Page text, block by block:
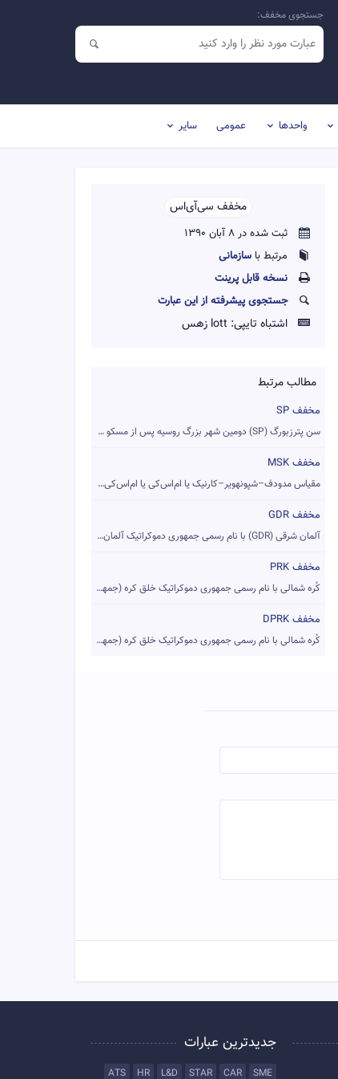
جستجوی مخفف:
واحدها عمومی سایر
مخفف سی‌آی‌اس‌‌
ثبت شده در 8 آبان 1390
مرتبط با سازمانی
نسخه قابل پرينت
جستجوی پیشرفته از این عبارت
اشتباه تایپی: lott زهس
مطالب مرتبط
مخفف SP
سن پترزبورگ (SP) دومین شهر بزرگ روسیه پس از مسکو می‌باشد که ...
مخفف MSK
مقیاس مدودف–شپونهویر–کارنیک یا ام‌اس‌کی یا ام‌اس‌کی-۶۴ (MSK ...
مخفف GDR
آلمان شرقی (GDR) با نام رسمی جمهوری دموکراتیک آلمان دولتی کم...
مخفف PRK
کُره شمالی با نام رسمی جمهوری دموکراتیک خلق کره (جمهوری دموک...
مخفف DPRK
کُره شمالی با نام رسمی جمهوری دموکراتیک خلق کره (جمهوری دموک...
جدیدترین عبارات
SME
CAR
STAR
L&D
HR
ATS